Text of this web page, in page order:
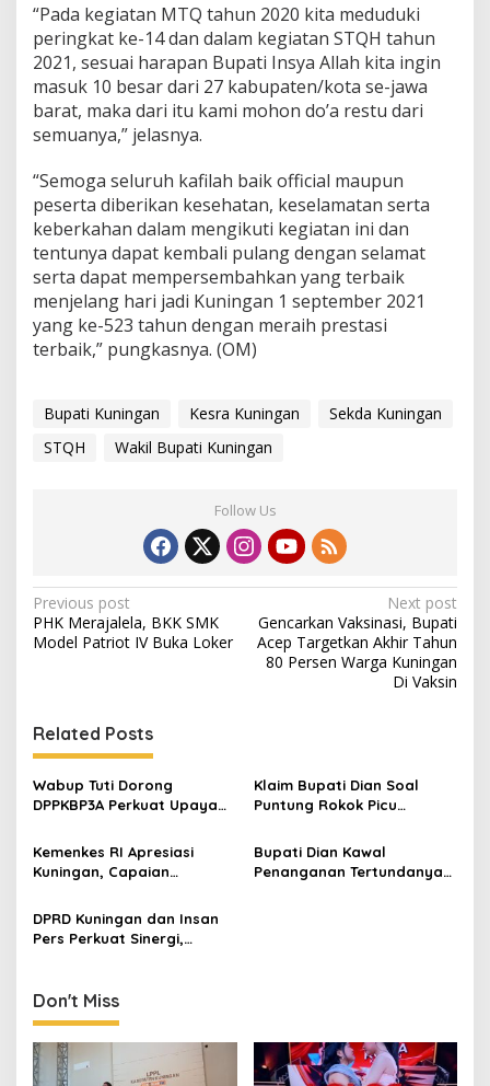
“Pada kegiatan MTQ tahun 2020 kita meduduki
peringkat ke-14 dan dalam kegiatan STQH tahun
2021, sesuai harapan Bupati Insya Allah kita ingin
masuk 10 besar dari 27 kabupaten/kota se-jawa
barat, maka dari itu kami mohon do’a restu dari
semuanya,” jelasnya.
“Semoga seluruh kafilah baik official maupun
peserta diberikan kesehatan, keselamatan serta
keberkahan dalam mengikuti kegiatan ini dan
tentunya dapat kembali pulang dengan selamat
serta dapat mempersembahkan yang terbaik
menjelang hari jadi Kuningan 1 september 2021
yang ke-523 tahun dengan meraih prestasi
terbaik,” pungkasnya. (OM)
Bupati Kuningan Kesra Kuningan
Sekda Kuningan
STQH
Wakil Bupati Kuningan
Follow Us
Post
navigation
Previous post
PHK Merajalela, BKK SMK
Model Patriot IV Buka Loker
Next post
Gencarkan Vaksinasi, Bupati
Acep Targetkan Akhir Tahun
80 Persen Warga Kuningan
Di Vaksin
Related Posts
Wabup Tuti Dorong
DPPKBP3A Perkuat Upaya
Tingkatkan Kesejahteraan
Keluarga
Klaim Bupati Dian Soal
Puntung Rokok Picu
Jabar Hejo, Sebut Tak
Sesuai Kajian Ilmiah
Kemenkes RI Apresiasi
Kuningan, Capaian
Stunting Tembus 100 Persen
Bupati Dian Kawal
Penanganan Tertundanya
DPRD Kuningan dan Insan
Pers Perkuat Sinergi,
Don't Miss